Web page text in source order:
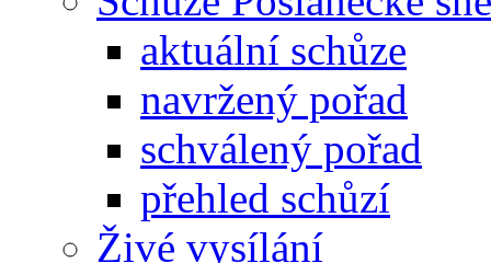
aktuální schůze
navržený pořad
schválený pořad
přehled schůzí
Živé vysílání